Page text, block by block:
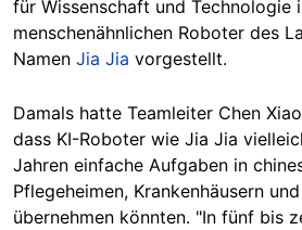
für Wissenschaft und Technologie
menschenähnlichen Roboter des
Namen Jia Jia vorgestellt.
Damals hatte Teamleiter Chen
dass KI-Roboter wie Jia Jia
Jahren einfache Aufgaben in
Pflegeheimen, Krankenhäusern
übernehmen könnten. "In fünf bis